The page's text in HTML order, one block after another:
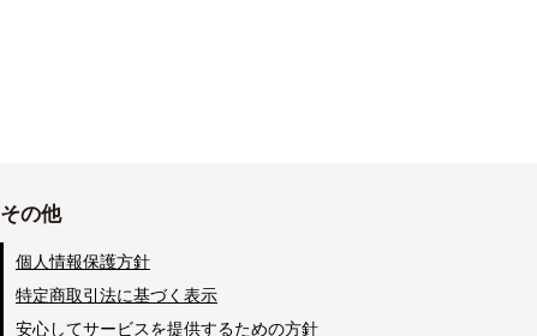
その他
個人情報保護方針
特定商取引法に基づく表示
安心してサービスを提供するための方針